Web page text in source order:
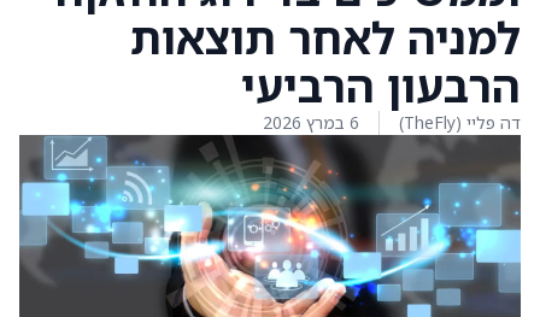
למניה לאחר תוצאות
הרבעון הרביעי
דה פליי (TheFly) 6 במרץ 2026